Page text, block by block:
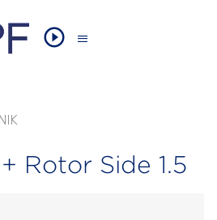
Rotor Side 1.5